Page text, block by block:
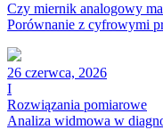
Czy miernik analogowy
Porównanie z cyfrowymi
26 czerwca, 2026
I
Rozwiązania pomiarowe
Analiza widmowa w